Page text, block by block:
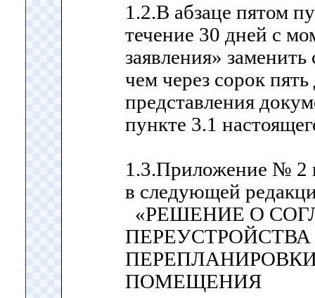
1.2.В абзаце пятом
течение 30 дней с
заявления»
чем через сорок
представления
пункте 3.1
1.3.Приложение № 2
в следующей
«РЕШЕНИЕ О
ПОМЕЩЕНИЯ